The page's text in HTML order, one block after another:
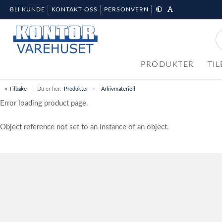
BLI KUNDE KONTAKT OSS PERSONVERN
PRODUKTER
« Tilbake Du er her: Produkter Arkivmateriell
Error loading product page.
Object reference not set to an instance of an object.